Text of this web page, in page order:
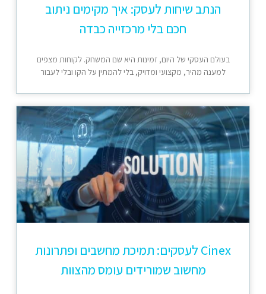
הנתב שיחות לעסק: איך מקימים ניתוב
חכם בלי מרכזייה כבדה
בעולם העסקי של היום, זמינות היא שם המשחק. לקוחות מצפים
למענה מהיר, מקצועי ומדויק, בלי להמתין על הקו ובלי לעבור
Cinex לעסקים: תמיכת מחשבים ופתרונות
מחשוב שמורידים עומס מהצוות